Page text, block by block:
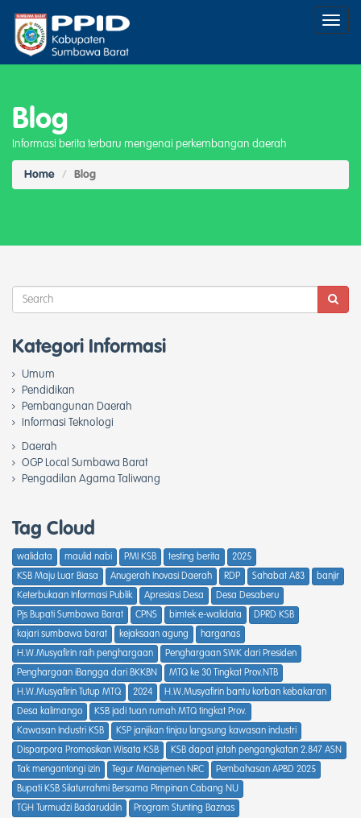
Toggle
Blog
Informasi berita terbaru mengenai perkembangan daerah
Home Blog
Kategori Informasi
Umum
Pendidikan
Pembangunan Daerah
Informasi Teknologi
Daerah
OGP Local Sumbawa Barat
Pengadilan Agama Taliwang
Tag Cloud
walidata maulid nabi PMI KSB testing berita
2025
KSB Maju Luar Biasa
Anugerah Inovasi Daerah RDP Sahabat A83
banjir
Keterbukaan Informasi Publik
Apresiasi Desa
Desa Desaberu
Pjs Bupati Sumbawa Barat
CPNS bimtek e-walidata
DPRD KSB
kajari sumbawa barat
kejaksaan agung
harganas
H.W.Musyafirin raih penghargaan
Penghargaan SWK dari Presiden
Penghargaan iBangga dari BKKBN
MTQ ke 30 Tingkat Prov.NTB
H.W.Musyafirin Tutup MTQ
2024
H.W.Musyafirin bantu korban kebakaran
Desa kalimango
KSB jadi tuan rumah MTQ tingkat Prov.
Kawasan Industri KSB
KSP janjikan tinjau langsung kawasan industri
Disparpora Promosikan Wisata KSB
KSB dapat jatah pengangkatan 2.847 ASN
Tak mengantongi izin
Tegur Manajemen NRC
Pembahasan APBD 2025
Bupati KSB Silaturrahmi Bersama Pimpinan Cabang NU
TGH Turmudzi Badaruddin
Program Stunting Baznas